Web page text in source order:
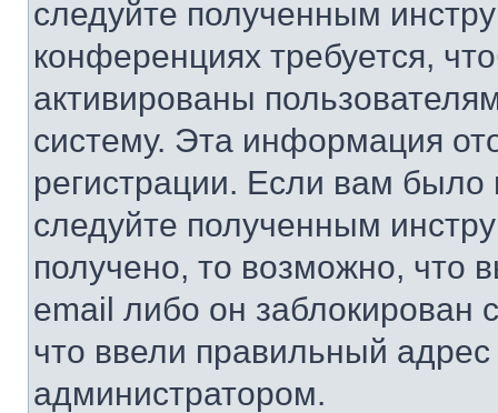
следуйте полученным
конференциях требуется,
активированы
систему. Эта информация
регистрации. Если вам
следуйте полученным
получено, то возможно, что
email либо он
что ввели правильный адрес
администратором.